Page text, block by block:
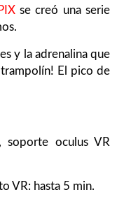
se creó una serie
y la adrenalina que
El pico de
soporte oculus VR
VR: hasta 5 min.